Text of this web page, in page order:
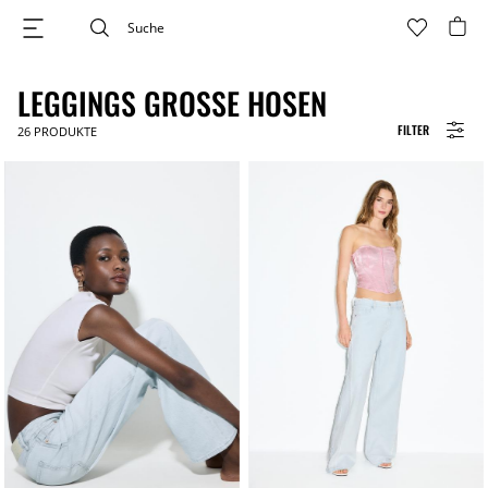
FILTER
LEGGINGS GROSSE HOSEN
26 PRODUKTE